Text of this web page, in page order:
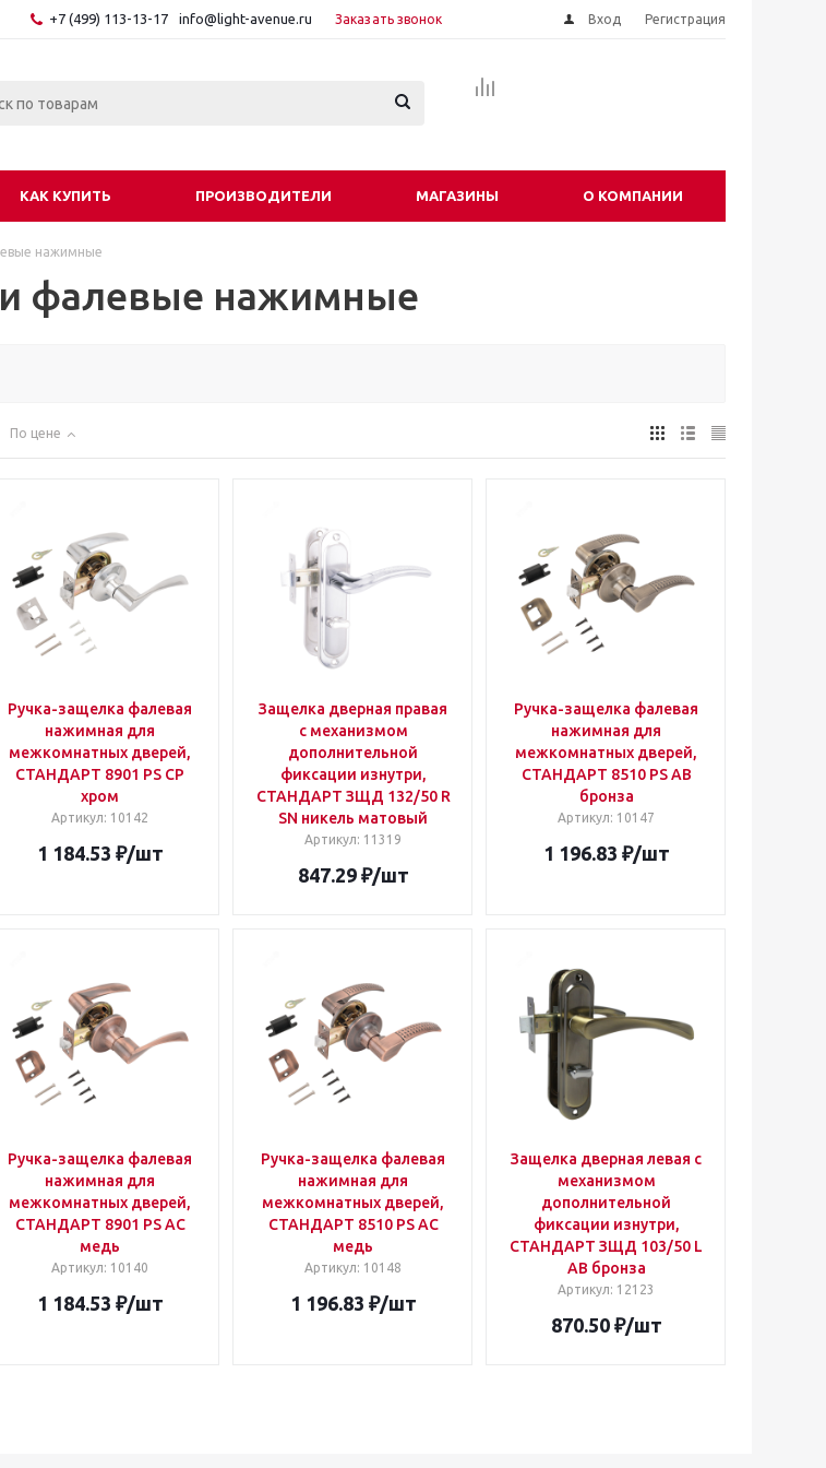
+7 (499) 113-13-17 info@light-avenue.ru Заказать звонок Вход Регистрация
КАК КУПИТЬ ПРОИЗВОДИТЕЛИ МАГАЗИНЫ О КОМПАНИИ
нажимные
фалевые нажимные
По цене
Ручка-защелка фалевая
нажимная для
межкомнатных дверей,
СТАНДАРТ 8901 PS CP
хром
Артикул: 10142
1 184.53 ₽/шт
Защелка дверная правая
с механизмом
дополнительной
фиксации изнутри,
СТАНДАРТ ЗЩД 132/50 R
SN никель матовый
Артикул: 11319
847.29₽/шт
Ручка-защелка фалевая
нажимная для
межкомнатных дверей,
СТАНДАРТ 8510 PS AB
бронза
Артикул: 10147
1 196.83 ₽/шт
Ручка-защелка фалевая
нажимная для
межкомнатных дверей,
СТАНДАРТ 8901 PS AC
медь
Артикул: 10140
1 184.53 ₽/шт
Ручка-защелка фалевая
нажимная для
межкомнатных дверей,
СТАНДАРТ 8510 PS AC
медь
Артикул: 10148
1 196.83 ₽/шт
Защелка дверная левая с
механизмом
дополнительной
фиксации изнутри,
СТАНДАРТ ЗЩД 103/50 L
AB бронза
Артикул: 12123
870.50₽/шт